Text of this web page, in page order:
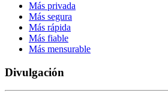
Más privada
Más segura
Más rápida
Más fiable
Más mensurable
Divulgación